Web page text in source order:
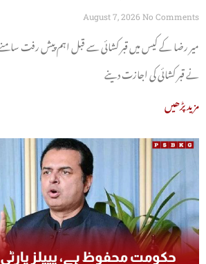
August 7, 2026 No Comments
میر رضا کے کیس میں قبر کشائی سے قبل اہم پیش رفت
نے قبر کشائی کی اجازت دینے
مزید پڑھیں